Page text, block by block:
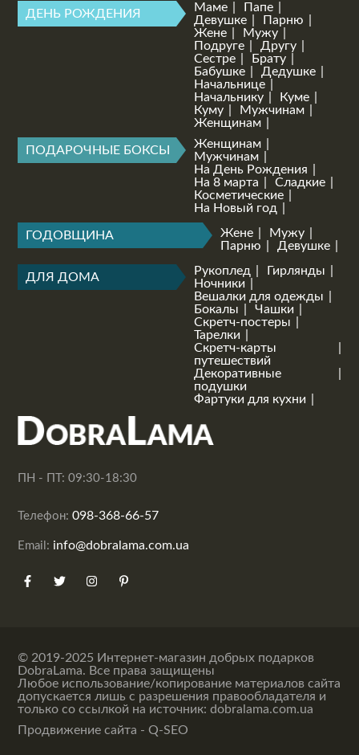
ДЕНЬ РОЖДЕНИЯ Маме
Папе
Девушке
Парню
Жене
Мужу
Подруге
Другу
Сестре
Брату
Бабушке
Дедушке
Начальнице
Начальнику
Куме
Куму
Мужчинам
Женщинам
ПОДАРОЧНЫЕ БОКСЫ
Женщинам
Мужчинам
На День Рождения
На 8 марта
Сладкие
Косметические
На Новый год
ГОДОВЩИНА Жене
Мужу
Парню
Девушке
ДЛЯ ДОМА Рукоплед
Гирлянды
Ночники
Вешалки для одежды
Бокалы
Чашки
Скретч-постеры
Тарелки
Скретч-карты
путешествий
Декоративные
подушки
Фартуки для кухни
ПН - ПТ: 09:30-18:30
Телефон:098-368-66-57
Email: info@dobralama.com.ua
© 2019-2025 Интернет-магазин добрых подарков
DobraLama. Все права защищены
Любое использование/копирование материалов сайта
допускается лишь с разрешения правообладателя и
только со ссылкой на источник: dobralama.com.ua
Продвижение сайта - Q-SEO